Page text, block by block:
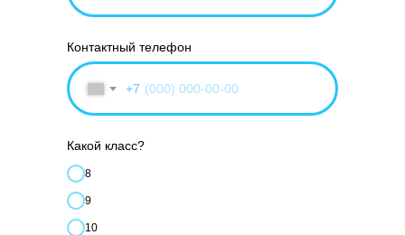
Контактный телефон
+7
Какой класс?
8
9
10